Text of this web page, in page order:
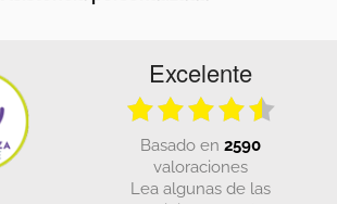
Excelente
basado en 2590
valoraciones
Lea algunas de las